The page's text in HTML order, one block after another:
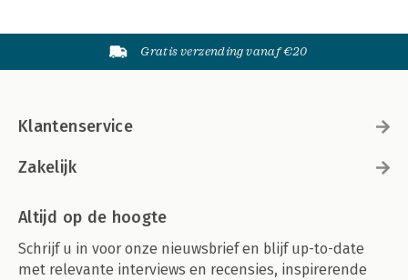
Gratis verzending vanaf €20
Klantenservice
Zakelijk
Altijd op de hoogte
Schrijf u in voor onze nieuwsbrief en blijf up-to-date
met relevante interviews en recensies, inspirerende